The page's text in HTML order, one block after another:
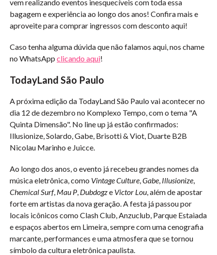
vem realizando eventos inesquecíveis com toda essa
bagagem e experiência ao longo dos anos! Confira mais e
aproveite para comprar ingressos com desconto aqui!
Caso tenha alguma dúvida que não falamos aqui, nos chame
no WhatsApp clicando aqui!
TodayLand São Paulo
A próxima edição da TodayLand São Paulo vai acontecer no
dia 12 de dezembro no Komplexo Tempo, com o tema "A
Quinta Dimensão". No line up já estão confirmados:
Illusionize, Solardo, Gabe, Brisotti & Viot, Duarte B2B
Nicolau Marinho e Juicce.
Ao longo dos anos, o evento já recebeu grandes nomes da
música eletrônica, como Vintage Culture,Gabe, Illusionize,
Chemical Surf, Mau P, Dubdogze Victor Lou, além de apostar
forte em artistas da nova geração. A festa já passou por
locais icônicos como Clash Club, Anzuclub, Parque Estaiada
e espaços abertos em Limeira, sempre com uma cenografia
marcante, performances e uma atmosfera que se tornou
símbolo da cultura eletrônica paulista.